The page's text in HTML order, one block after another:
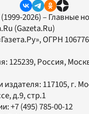
2026) – Главные
(Gazeta.Ru)
, ОГРН
125239, Россия,
издателя: 117105, г.
д.9, стр.1
+7 (495) 785-00-12